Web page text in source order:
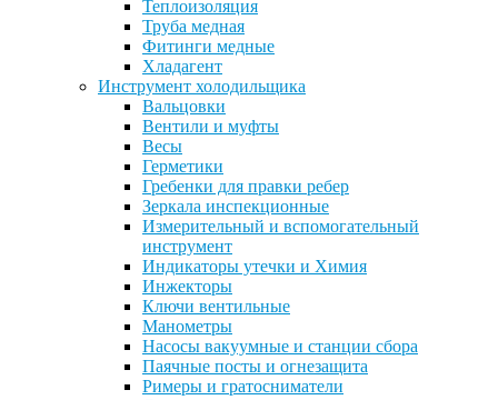
Теплоизоляция
Труба медная
Фитинги медные
Хладагент
Инструмент холодильщика
Вальцовки
Вентили и муфты
Весы
Герметики
Гребенки для правки ребер
Зеркала инспекционные
Измерительный и вспомогательный
инструмент
Индикаторы утечки и Химия
Инжекторы
Ключи вентильные
Манометры
Насосы вакуумные и станции сбора
Паячные посты и огнезащита
Римеры и гратосниматели